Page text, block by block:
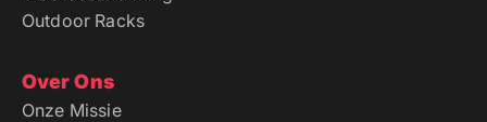
Outdoor Racks
Over Ons
Onze Missie